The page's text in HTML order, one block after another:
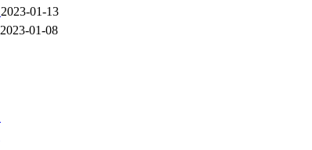
2023-01-13
2023-01-08